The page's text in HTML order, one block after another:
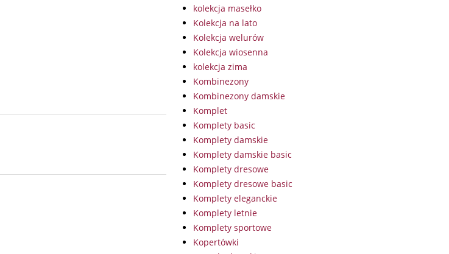
kolekcja masełko
Kolekcja na lato
Kolekcja welurów
Kolekcja wiosenna
kolekcja zima
Kombinezony
Kombinezony damskie
Komplet
Komplety basic
Komplety damskie
Komplety damskie basic
Komplety dresowe
Komplety dresowe basic
Komplety eleganckie
Komplety letnie
Komplety sportowe
Kopertówki